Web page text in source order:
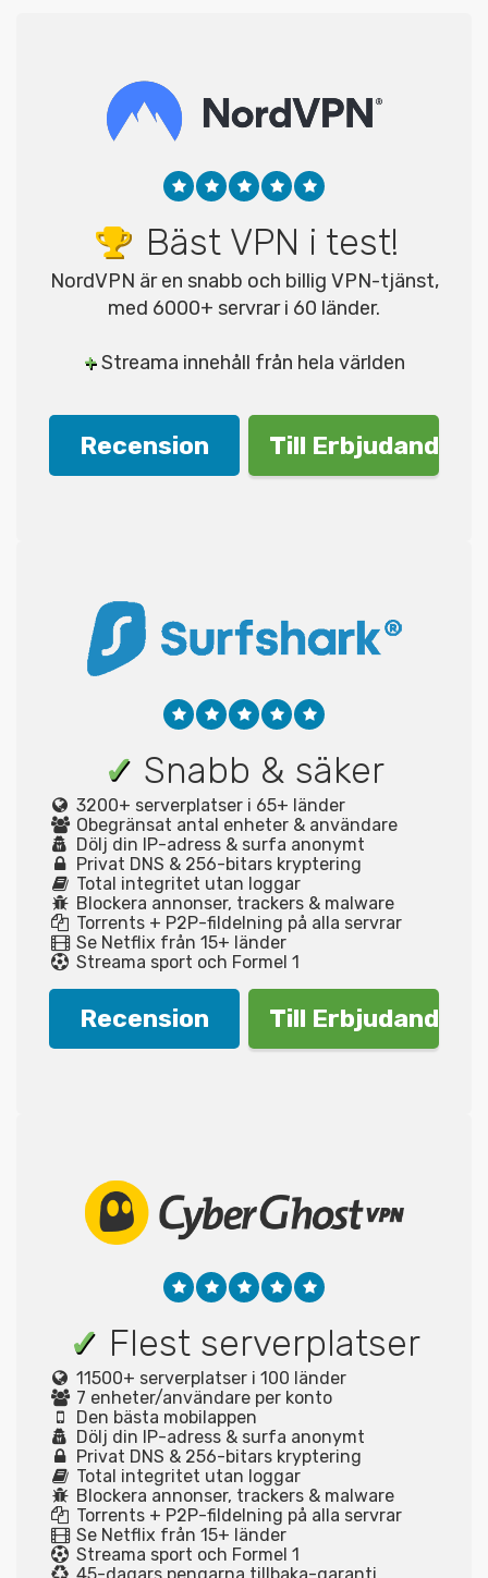
Bäst VPN i test!
NordVPN är en snabb och billig VPN-tjänst,
med 6000+ servrar i 60 länder.
+Streama innehåll från hela världen
Recension Till Erbjudande!
✓ Snabb & säker
3200+ serverplatser i 65+ länder
Obegränsat antal enheter & användare
Dölj din IP-adress & surfa anonymt
Privat DNS & 256-bitars kryptering
Total integritet utan loggar
Blockera annonser, trackers & malware
Torrents + P2P-fildelning på alla servrar
Se Netflix från 15+ länder
Streama sport och Formel 1
Recension Till Erbjudande!
✓ Flest serverplatser
11500+ serverplatser i 100 länder
7 enheter/användare per konto
Den bästa mobilappen
Dölj din IP-adress & surfa anonymt
Privat DNS & 256-bitars kryptering
Total integritet utan loggar
Blockera annonser, trackers & malware
Torrents + P2P-fildelning på alla servrar
Se Netflix från 15+ länder
Streama sport och Formel 1